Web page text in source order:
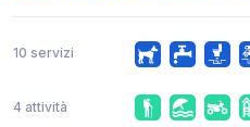
10 servizi
4 attività